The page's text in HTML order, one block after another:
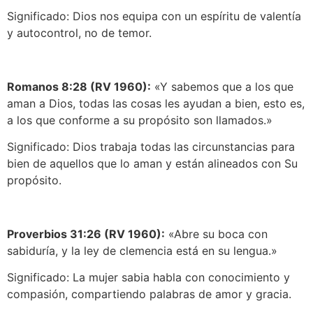
Significado: Dios nos equipa con un espíritu de valentía
y autocontrol, no de temor.
Romanos 8:28 (RV 1960): «Y sabemos que a los que
aman a Dios, todas las cosas les ayudan a bien, esto es,
a los que conforme a su propósito son llamados.»
Significado: Dios trabaja todas las circunstancias para
bien de aquellos que lo aman y están alineados con Su
propósito.
Proverbios 31:26 (RV 1960): «Abre su boca con
sabiduría, y la ley de clemencia está en su lengua.»
Significado: La mujer sabia habla con conocimiento y
compasión, compartiendo palabras de amor y gracia.